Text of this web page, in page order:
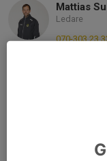
Mattias
Ledare
070-303 23
Kristina
Andreas